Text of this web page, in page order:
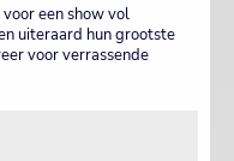
een show vol
uiteraard hun grootste
voor verrassende